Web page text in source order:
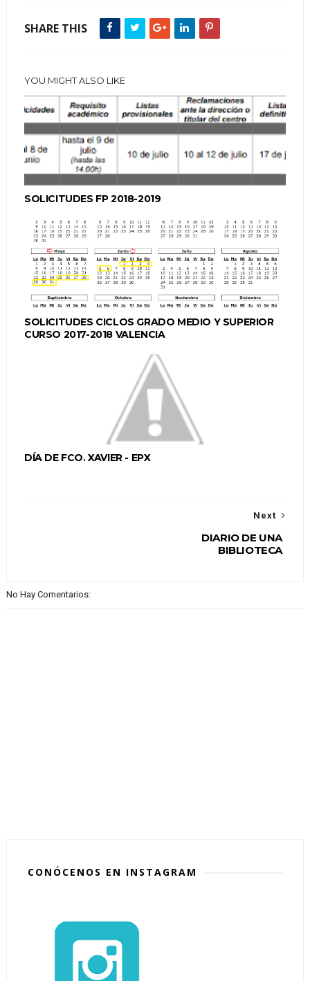
SHARE THIS
YOU MIGHT ALSO LIKE
SOLICITUDES FP 2018-2019
SOLICITUDES CICLOS GRADO MEDIO Y SUPERIOR
CURSO 2017-2018 VALENCIA
DÍA DE FCO. XAVIER - EPX
Next
DIARIO DE UNA
BIBLIOTECA
No Hay Comentarios:
CONÓCENOS EN INSTAGRAM